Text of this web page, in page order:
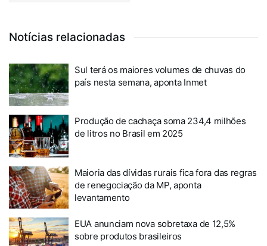
Notícias relacionadas
Sul terá os maiores volumes de chuvas do
país nesta semana, aponta Inmet
Produção de cachaça soma 234,4 milhões
de litros no Brasil em 2025
Maioria das dívidas rurais fica fora das regras
de renegociação da MP, aponta
levantamento
EUA anunciam nova sobretaxa de 12,5%
sobre produtos brasileiros